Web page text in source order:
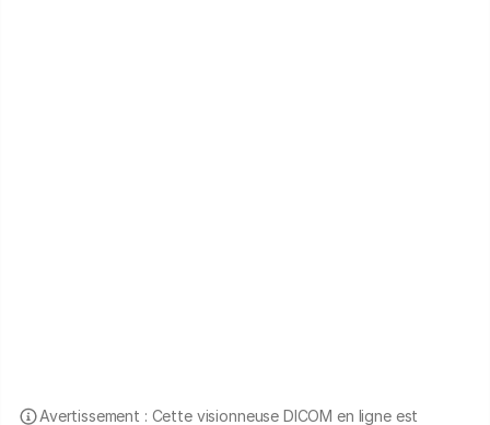
Avertissement : Cette visionneuse DICOM en ligne est